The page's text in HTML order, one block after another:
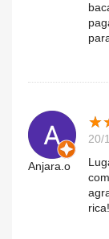
Anjara.o
★
★
20/